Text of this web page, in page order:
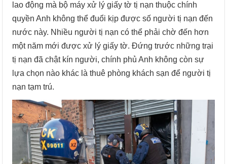
lao động mà bộ máy xử lý giấy tờ tị nạn thuộc chính
quyền Anh không thể đuổi kịp được số người tị nạn đến
nước này. Nhiều người tị nạn có thể phải chờ đến hơn
một năm mới được xử lý giấy tờ. Đứng trước những trại
tị nạn đã chật kín người, chính phủ Anh không còn sự
lựa chọn nào khác là thuê phòng khách sạn để người tị
nạn tạm trú.